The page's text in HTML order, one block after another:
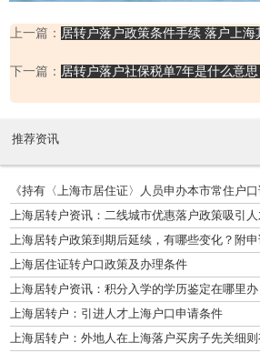
上一篇： 居转户落户政策条件手续 落户上海
下一篇： 居转户落户社保税单7年是什么意思
推荐资讯
《持有〈上海市居住证〉人员申办本市常住户
上海居转户资讯：二线城市优惠落户政策吸引
上海居转户政策到期后延续，有哪些变化？附
上海居住证转户口政策及办理条件
上海居转户资讯：积分入学的学历鉴定在哪里办
上海居转户：引进人才上海户口申请条件
上海居转户：外地人在上海落户买房子先关细